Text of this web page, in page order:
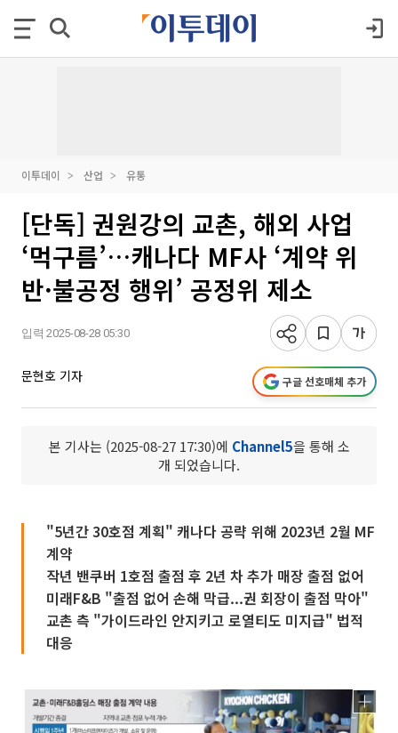
이투데이 산업 유통
[단독] 권원강의 교촌, 해외 사업
‘먹구름’…캐나다 MF사 ‘계약 위
반·불공정 행위’ 공정위 제소
입력 2025-08-28 05:30
문현호 기자 구글 선호매체 추가
본 기사는 (2025-08-27 17:30)에 Channel5을 통해 소
개 되었습니다.
"5년간 30호점 계획" 캐나다 공략 위해 2023년 2월 MF
계약
작년 밴쿠버 1호점 출점 후 2년 차 추가 매장 출점 없어
미래F&B "출점 없어 손해 막급...권 회장이 출점 막아"
교촌 측 "가이드라인 안지키고 로열티도 미지급" 법적
대응